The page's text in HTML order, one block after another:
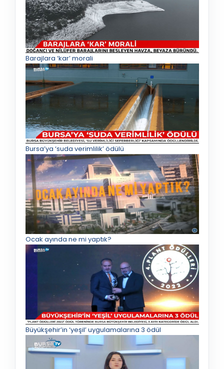
Barajlara ‘kar’ morali
Bursa’ya ‘suda verimlilik’ ödülü
Ocak ayında ne mi yaptık?
Büyükşehir’in ‘yeşil’ uygulamalarına 3 ödül